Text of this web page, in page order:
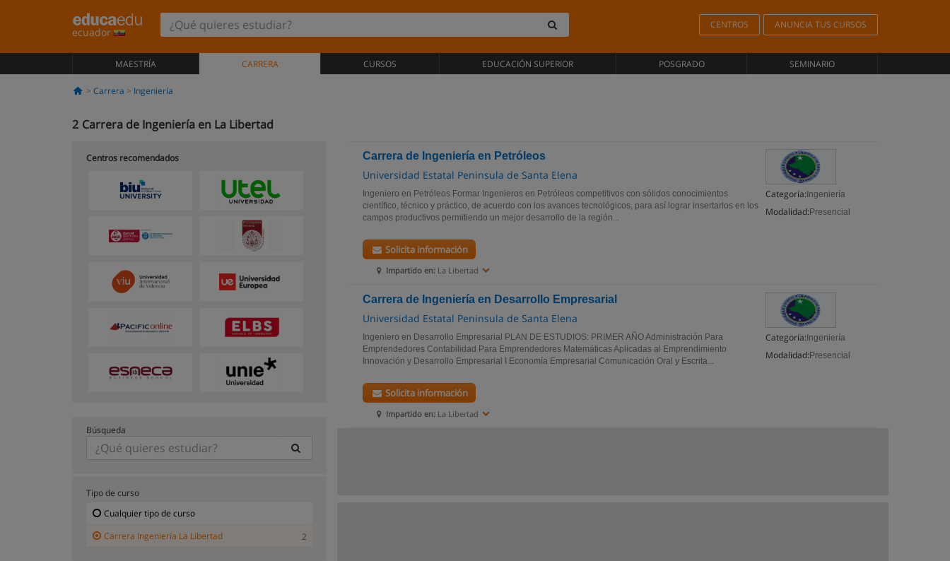
ecuador
CENTROS ANUNCIA TUS CURSOS
MAESTRÍA CARRERA CURSOS EDUCACIÓN SUPERIOR POSGRADO SEMINARIO
Carrera Ingeniería
2 Carrera de Ingeniería en La Libertad
Carrera de Ingeniería en Petróleos
Universidad Estatal Peninsula de Santa Elena
Categoría: Ingeniería
Modalidad: Presencial
Ingeniero en Petróleos Formar Ingenieros en Petróleos competitivos con sólidos conocimientos
científico, técnico y práctico, de acuerdo con los avances tecnológicos, para así lograr insertarlos en los
campos productivos permitiendo un mejor desarrollo de la región...
Impartido en: La Libertad
Solicita información
Carrera de Ingeniería en Desarrollo Empresarial
Universidad Estatal Peninsula de Santa Elena
Categoría: Ingeniería
Modalidad: Presencial
Ingeniero en Desarrollo Empresarial PLAN DE ESTUDIOS: PRIMER AÑO Administración Para
Emprendedores Contabilidad Para Emprendedores Matemáticas Aplicadas al Emprendimiento
Innovación y Desarrollo Empresarial I Economía Empresarial Comunicación Oral y Escrita...
Impartido en: La Libertad
Solicita información
Centros recomendados
Búsqueda
Tipo de curso
Cualquier tipo de curso
Carrera Ingeniería La Libertad
2